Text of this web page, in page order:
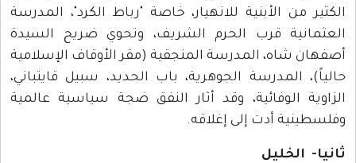
الكثير من الأبنية للانهيار، خاصة "رباط الكرد"، المدرسة
العثمانية قرب الحرم الشريف، وتحوي ضريح السيدة
أصفهان شاه، المدرسة المنجقية (مقر الأوقاف الإسلامية
حالياً)، المدرسة الجوهرية، باب الحديد، سبيل قايتباني،
الزاوية الوفائية، وقد أثار النفق ضجة سياسية عالمية
وفلسطينية أدت إلى إغلاقه.
ثانيا- الخليل